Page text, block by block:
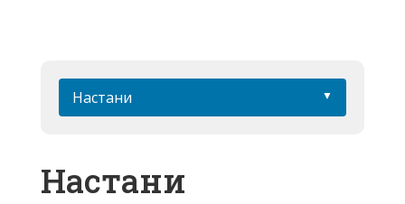
Настани
Настани